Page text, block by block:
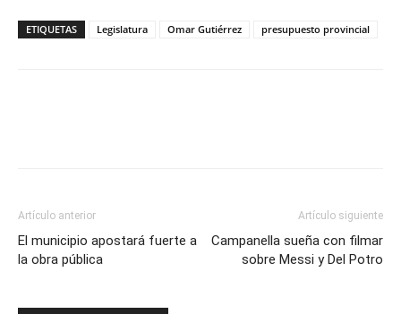
ETIQUETAS Legislatura Omar Gutiérrez presupuesto provincial
Artículo anterior
El municipio apostará fuerte a
la obra pública
Artículo siguiente
Campanella sueña con filmar
sobre Messi y Del Potro